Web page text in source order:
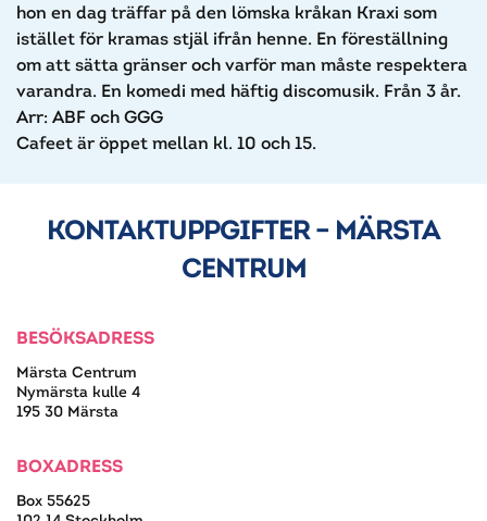
hon en dag träffar på den lömska kråkan Kraxi som
istället för kramas stjäl ifrån henne. En föreställning
om att sätta gränser och varför man måste respektera
varandra. En komedi med häftig discomusik. Från 3 år.
Arr: ABF och GGG
Cafeet är öppet mellan kl. 10 och 15.
KONTAKTUPPGIFTER – MÄRSTA
CENTRUM
BESÖKSADRESS
Märsta Centrum
Nymärsta kulle 4
195 30 Märsta
BOXADRESS
Box 55625